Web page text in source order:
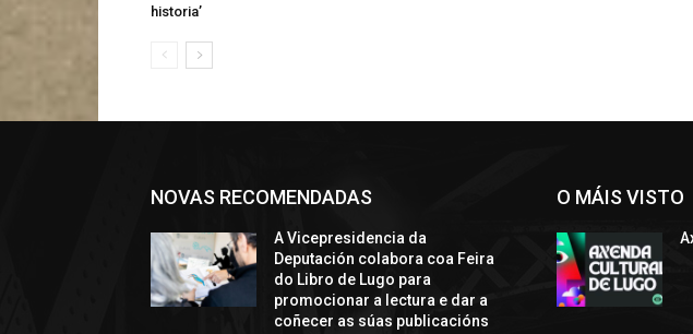
historia’
NOVAS RECOMENDADAS
A Vicepresidencia da
Deputación colabora coa Feira
do Libro de Lugo para
promocionar a lectura e dar a
coñecer as súas publicacións
O MÁIS VISTO